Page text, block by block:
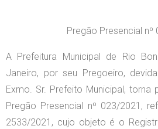
Pregão Presencial nº
A Prefeitura Municipal de Rio
Janeiro, por seu Pregoeiro,
Exmo. Sr. Prefeito Municipal, torna
Pregão Presencial nº 023/2021,
2533/2021, cujo objeto é o